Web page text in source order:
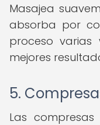
Masajea
absorba por
proceso
mejores
5.
Las